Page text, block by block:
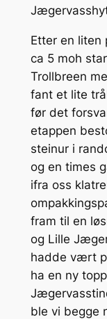
Etter en liten
ca 5 moh
Trollbreen
fant et lite
før det
etappen
steinur i
og en times
ifra oss
fram til en
og Lille
hadde vært
ha en ny
ble vi begge